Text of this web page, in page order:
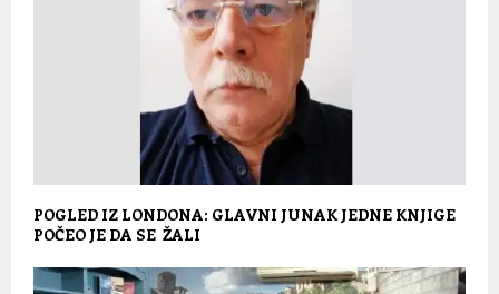
POGLED IZ LONDONA: GLAVNI JUNAK JEDNE KNJIGE
POČEO JE DA SE ŽALI